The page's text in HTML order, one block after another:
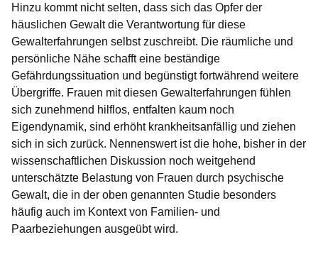
Hinzu kommt nicht selten, dass sich das Opfer der
häuslichen Gewalt die Verantwortung für diese
Gewalterfahrungen selbst zuschreibt. Die räumliche und
persönliche Nähe schafft eine beständige
Gefährdungssituation und begünstigt fortwährend weitere
Übergriffe. Frauen mit diesen Gewalterfahrungen fühlen
sich zunehmend hilflos, entfalten kaum noch
Eigendynamik, sind erhöht krankheitsanfällig und ziehen
sich in sich zurück. Nennenswert ist die hohe, bisher in der
wissenschaftlichen Diskussion noch weitgehend
unterschätzte Belastung von Frauen durch psychische
Gewalt, die in der oben genannten Studie besonders
häufig auch im Kontext von Familien- und
Paarbeziehungen ausgeübt wird.